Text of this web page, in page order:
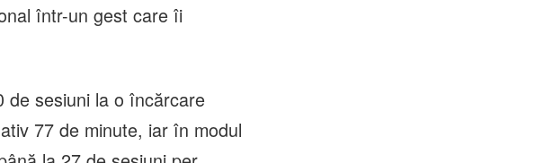
într-un gest care îi
de sesiuni la o încărcare
77 de minute, iar în modul